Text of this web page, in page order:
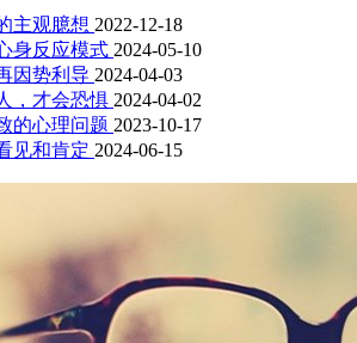
主观臆想 2022-12-18
身反应模式 2024-05-10
因势利导 2024-04-03
，才会恐惧 2024-04-02
的心理问题 2023-10-17
见和肯定 2024-06-15